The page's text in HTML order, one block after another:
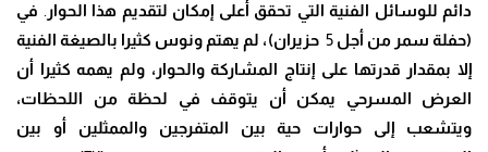
دائم للوسائل الفنية التي تحقق أعلى إمكان لتقديم هذا الحوار
في
(حفلة سمر من أجل5 حزيران)، لم يهتم ونوس كثيرا بالصيغة الفنية
إلا بمقدار قدرتها على إنتاج المشاركة والحوار، ولم يهمه كثيرا أن
العرض المسرحي يمكن أن يتوقف في لحظة من اللحظات،
ويتشعب إلى حوارات حية بين المتفرجين والممثلين أو بين